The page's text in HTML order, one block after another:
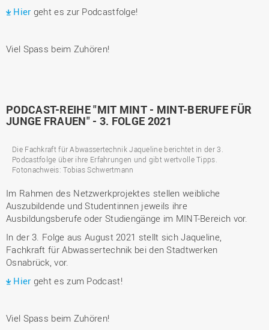
Hier geht es zur Podcastfolge!
Viel Spass beim Zuhören!
PODCAST-REIHE "MIT MINT - MINT-BERUFE FÜR
JUNGE FRAUEN" - 3. FOLGE 2021
Die Fachkraft für Abwassertechnik Jaqueline berichtet in der 3.
Podcastfolge über ihre Erfahrungen und gibt wertvolle Tipps.
Fotonachweis: Tobias Schwertmann
Im Rahmen des Netzwerkprojektes stellen weibliche
Auszubildende und Studentinnen jeweils ihre
Ausbildungsberufe oder Studiengänge im MINT-Bereich vor.
In der 3. Folge aus August 2021 stellt sich Jaqueline,
Fachkraft für Abwassertechnik bei den Stadtwerken
Osnabrück, vor.
Hier geht es zum Podcast!
Viel Spass beim Zuhören!